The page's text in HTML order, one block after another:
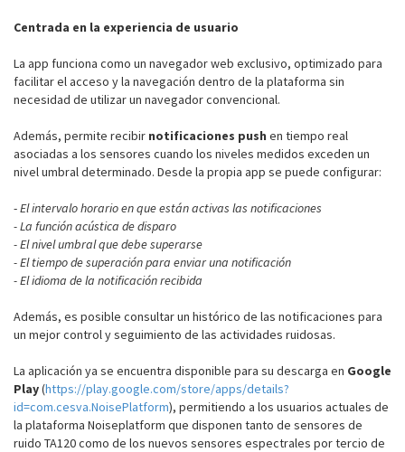
Centrada en la experiencia de usuario
La app funciona como un navegador web exclusivo, optimizado para
facilitar el acceso y la navegación dentro de la plataforma sin
necesidad de utilizar un navegador convencional.
Además, permite recibir notificaciones push en tiempo real
asociadas a los sensores cuando los niveles medidos exceden un
nivel umbral determinado. Desde la propia app se puede configurar:
-El intervalo horario en que están activas las notificaciones
- La función acústica de disparo
- El nivel umbral que debe superarse
- El tiempo de superación para enviar una notificación
- El idioma de la notificación recibida
Además, es posible consultar un histórico de las notificaciones para
un mejor control y seguimiento de las actividades ruidosas.
La aplicación ya se encuentra disponible para su descarga en Google
Play(https://play.google.com/store/apps/details?
id=com.cesva.NoisePlatform), permitiendo a los usuarios actuales de
la plataforma Noiseplatform que disponen tanto de sensores de
ruido TA120 como de los nuevos sensores espectrales por tercio de